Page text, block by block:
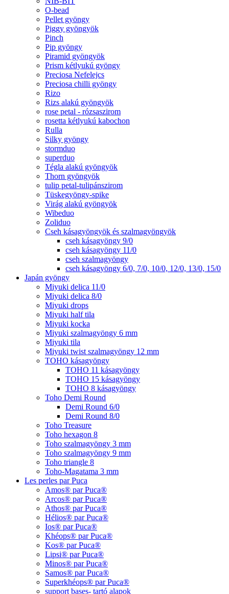
O-bead
Pellet gyöngy
Piggy gyöngyök
Pinch
Pip gyöngy
Piramid gyöngyök
Prism kétlyukú gyöngy
Preciosa Nefelejcs
Preciosa chilli gyöngy
Rizo
Rizs alakú gyöngyök
rose petal - rózsaszirom
rosetta kétlyukú kabochon
Rulla
Silky gyöngy
stormduo
superduo
Tégla alakú gyöngyök
Thorn gyöngyök
tulip petal-tulipánszirom
Tüskegyöngy-spike
Virág alakú gyöngyök
Wibeduo
Zoliduo
Cseh kásagyöngyök és szalmagyöngyök
cseh kásagyöngy 9/0
cseh kásagyöngy 11/0
cseh szalmagyöngy
cseh kásagyöngy 6/0, 7/0, 10/0, 12/0, 13/0, 15/0
Japán gyöngy
Miyuki delica 11/0
Miyuki delica 8/0
Miyuki drops
Miyuki half tila
Miyuki kocka
Miyuki szalmagyöngy 6 mm
Miyuki tila
Miyuki twist szalmagyöngy 12 mm
TOHO kásagyöngy
TOHO 11 kásagyöngy
TOHO 15 kásagyöngy
TOHO 8 kásagyöngy
Toho Demi Round
Demi Round 6/0
Demi Round 8/0
Toho Treasure
Toho hexagon 8
Toho szalmagyöngy 3 mm
Toho szalmagyöngy 9 mm
Toho triangle 8
Toho-Magatama 3 mm
Les perles par Puca
Amos® par Puca®
Arcos® par Puca®
Athos® par Puca®
Hélios® par Puca®
Ios® par Puca®
Khéops® par Puca®
Kos® par Puca®
Lipsi® par Puca®
Minos® par Puca®
Samos® par Puca®
Superkhéops® par Puca®
support bases- tartó alapok